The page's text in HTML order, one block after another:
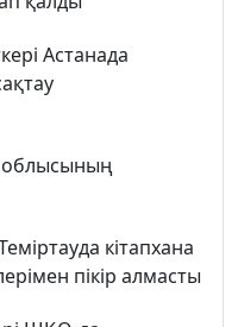
Астанада
кітапхана
пікір алмасты